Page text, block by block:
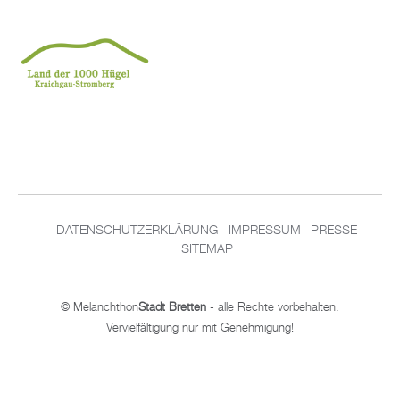
DATENSCHUTZERKLÄRUNG IMPRESSUM
PRESSE
SITEMAP
© MelanchthonStadt Bretten - alle Rechte vorbehalten.
Vervielfältigung nur mit Genehmigung!